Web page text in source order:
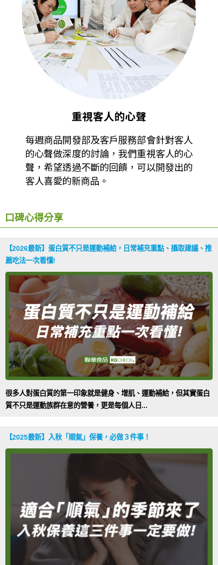
重視客人的心聲
每週商品開發部及客戶服務部會針對客人
的心聲做深度的討論，我們重視客人的心
聲，希望透過不斷的回饋，可以開發出的
客人喜愛的新商品。
口碑心得分享
【2026最新】蛋白質不只是運動補給，日常補充重點、攝取建議、推
薦吃法一次看懂!
很多人對蛋白質的第一印象就是健身、增肌、運動補給，但其實蛋白
質不只是運動族群在意的營養，更是每個人日...
【2025最新】入秋「順氣」保養，必做３件事！